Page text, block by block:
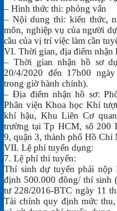
– Hình thức thi: phỏng vấn
– Nội dung thi: kiến thức,
môn, nghiệp vụ của người
cầu của vị trí việc làm cần
VI. Thời gian, địa điểm nhận
– Thời gian nhận hồ sơ
20/4/2020 đến 17h00
trong giờ hành chính).
– Địa điểm nhận hồ sơ:
Phân viện Khoa học Khí
khí hậu, Khu Liên Cơ
trường tại Tp HCM, số 200
9, quận 3, thành phố Hồ Chí
VII. Lệ phí tuyển dụng:
7. Lệ phí thi tuyển:
Thí sinh dự tuyển phải
định 500.000 đồng/ thí sinh
tư 228/2016-BTC ngày 11
Tài chính quy định mức